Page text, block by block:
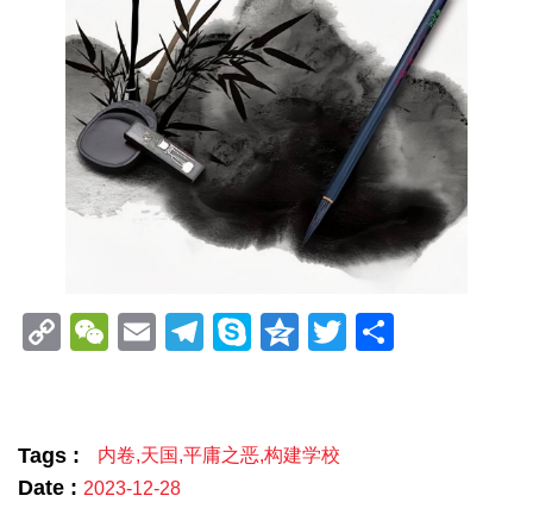
CopyWeChat
EmailTelegram
SkypeQzoneTwitter
Tags : 内卷,天国 ,平庸之恶,构建学校
Date : 2023-12-28